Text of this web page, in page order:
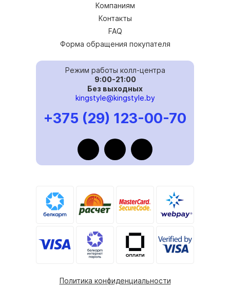
Компаниям
Контакты
FAQ
Форма обращения покупателя
Режим работы колл-центра
9:00-21:00
Без выходных
kingstyle@kingstyle.by
+375 (29) 123-00-70
Политика конфиденциальности